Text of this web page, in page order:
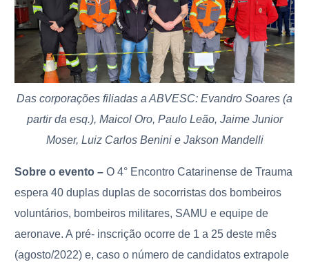
Das corporações filiadas a ABVESC: Evandro Soares (a
partir da esq.), Maicol Oro, Paulo Leão, Jaime Junior
Moser, Luiz Carlos Benini e Jakson Mandelli
Sobre o evento – O 4° Encontro Catarinense de Trauma
espera 40 duplas duplas de socorristas dos bombeiros
voluntários, bombeiros militares, SAMU e equipe de
aeronave. A pré- inscrição ocorre de 1 a 25 deste mês
(agosto/2022) e, caso o número de candidatos extrapole